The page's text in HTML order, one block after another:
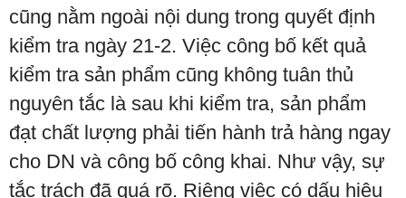
cũng nằm ngoài nội dung trong quyết định
kiểm tra ngày 21-2. Việc công bố kết quả
kiểm tra sản phẩm cũng không tuân thủ
nguyên tắc là sau khi kiểm tra, sản phẩm
đạt chất lượng phải tiến hành trả hàng ngay
cho DN và công bố công khai. Như vậy, sự
tắc trách đã quá rõ. Riêng việc có dấu hiệu